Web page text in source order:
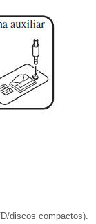
discos compactos).